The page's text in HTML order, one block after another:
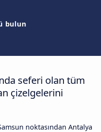
bulun
seferi olan tüm
çizelgelerini
noktasından Antalya